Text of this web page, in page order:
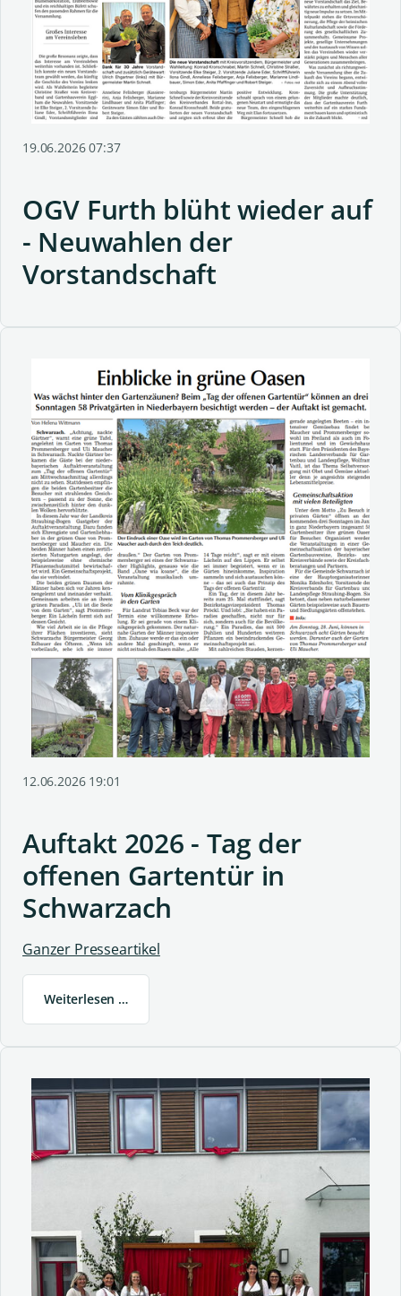
19.06.2026 07:37
OGV Furth blüht wieder auf
- Neuwahlen der
Vorstandschaft
12.06.2026 19:01
Auftakt 2026 - Tag der
offenen Gartentür in
Schwarzach
Ganzer Presseartikel
Weiterlesen …